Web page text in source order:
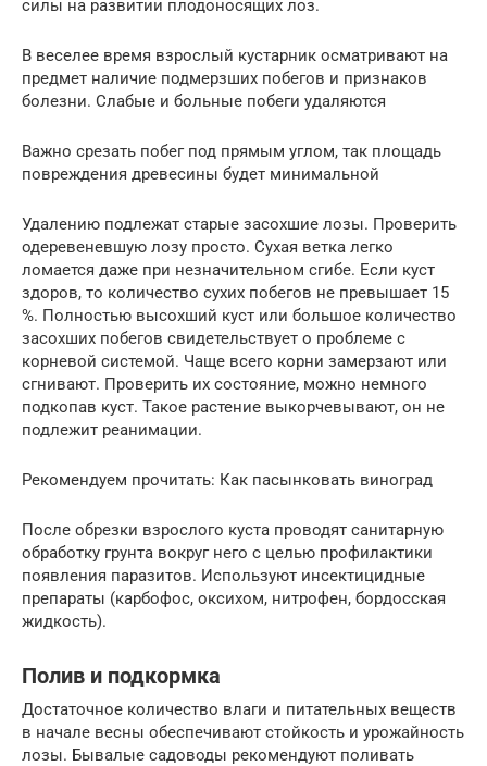
силы на развитии плодоносящих лоз.
В веселее время взрослый кустарник осматривают на
предмет наличие подмерзших побегов и признаков
болезни. Слабые и больные побеги удаляются
Важно срезать побег под прямым углом, так площадь
повреждения древесины будет минимальной
Удалению подлежат старые засохшие лозы. Проверить
одеревеневшую лозу просто. Сухая ветка легко
ломается даже при незначительном сгибе. Если куст
здоров, то количество сухих побегов не превышает 15
%. Полностью высохший куст или большое количество
засохших побегов свидетельствует о проблеме с
корневой системой. Чаще всего корни замерзают или
сгнивают. Проверить их состояние, можно немного
подкопав куст. Такое растение выкорчевывают, он не
подлежит реанимации.
Рекомендуем прочитать: Как пасынковать виноград
После обрезки взрослого куста проводят санитарную
обработку грунта вокруг него с целью профилактики
появления паразитов. Используют инсектицидные
препараты (карбофос, оксихом, нитрофен, бордосская
жидкость).
Полив и подкормка
Достаточное количество влаги и питательных веществ
в начале весны обеспечивают стойкость и урожайность
лозы. Бывалые садоводы рекомендуют поливать